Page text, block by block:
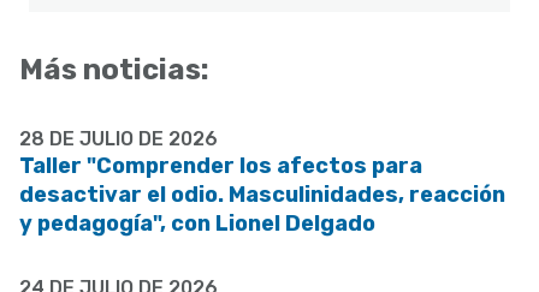
Más noticias:
28 DE JULIO DE 2026
Taller "Comprender los afectos para
desactivar el odio. Masculinidades, reacción
y pedagogía", con Lionel Delgado